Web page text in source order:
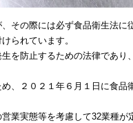
その際には必ず食品衛生法に
られています。
を防止するための法律であり
、２０２１年６月１日に食品
業実態等を考慮して32業種が